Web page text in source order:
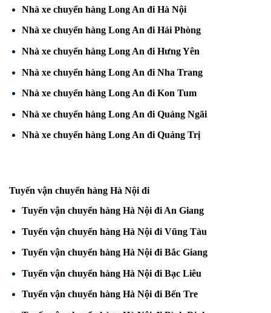
Nhà xe chuyển hàng Long An đi Hà Nội
Nhà xe chuyển hàng Long An đi Hải Phòng
Nhà xe chuyển hàng Long An đi Hưng Yên
Nhà xe chuyển hàng Long An đi Nha Trang
Nhà xe chuyển hàng Long An đi Kon Tum
Nhà xe chuyển hàng Long An đi Quảng Ngãi
Nhà xe chuyển hàng Long An đi Quảng Trị
Tuyến vận chuyển hàng Hà Nội đi
Tuyến vận chuyển hàng Hà Nội đi An Giang
Tuyến vận chuyển hàng Hà Nội đi Vũng Tàu
Tuyến vận chuyển hàng Hà Nội đi Bắc Giang
Tuyến vận chuyển hàng Hà Nội đi Bạc Liêu
Tuyến vận chuyển hàng Hà Nội đi Bến Tre